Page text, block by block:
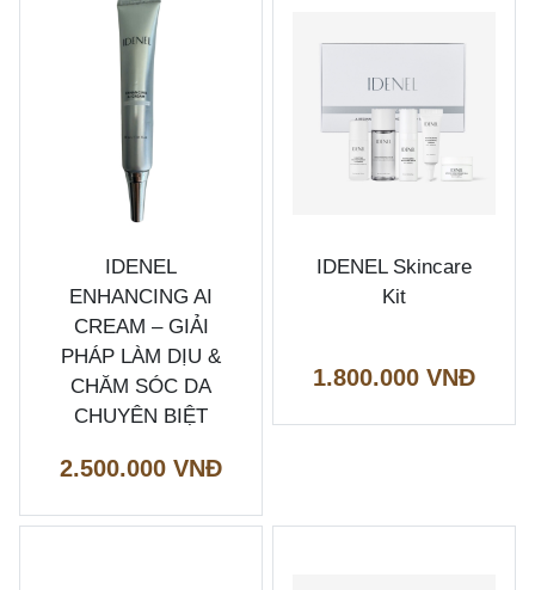
IDENEL
ENHANCING AI
CREAM – GIẢI
PHÁP LÀM DỊU &
CHĂM SÓC DA
CHUYÊN BIỆT
2.500.000 VNĐ
IDENEL Skincare
Kit
1.800.000 VNĐ